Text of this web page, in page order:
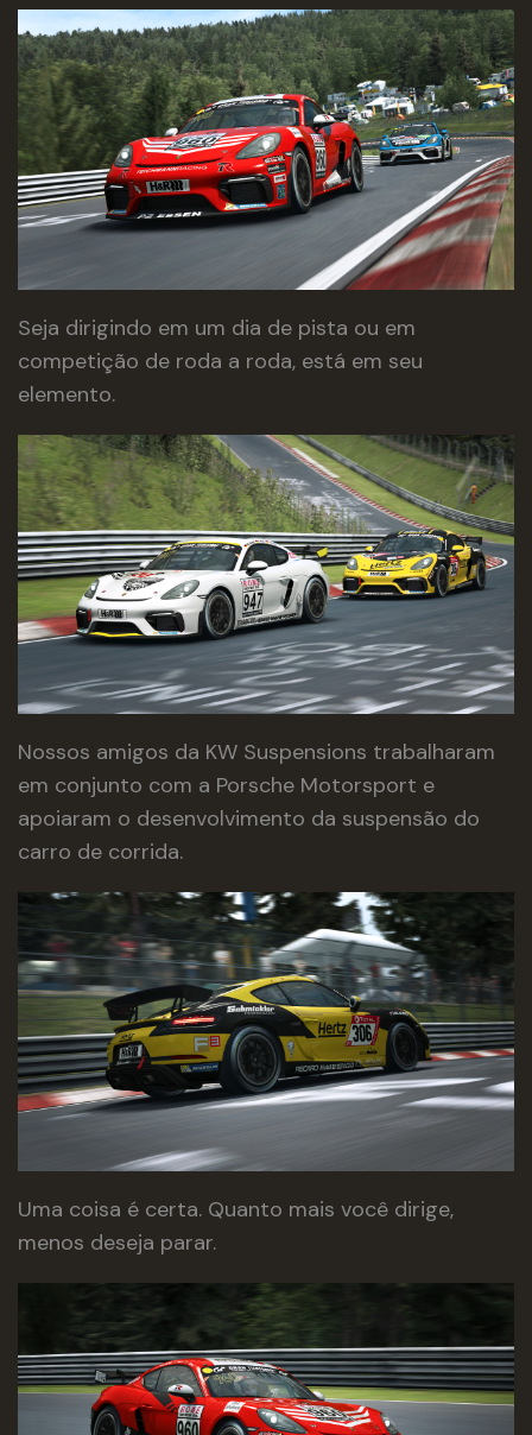
Seja dirigindo em um dia de pista ou em
competição de roda a roda, está em seu
elemento.
Nossos amigos da KW Suspensions trabalharam
em conjunto com a Porsche Motorsport e
apoiaram o desenvolvimento da suspensão do
carro de corrida.
Uma coisa é certa. Quanto mais você dirige,
menos deseja parar.